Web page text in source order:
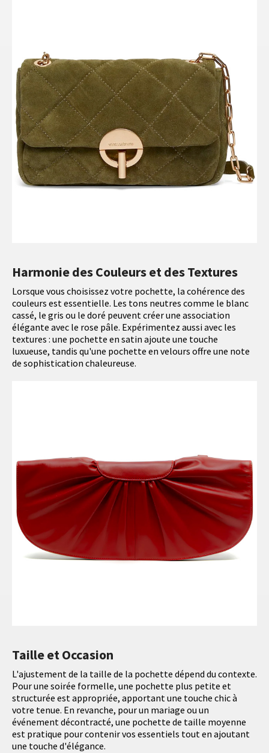
Harmonie des Couleurs et des Textures
Lorsque vous choisissez votre pochette, la cohérence des
couleurs est essentielle. Les tons neutres comme le blanc
cassé, le gris ou le doré peuvent créer une association
élégante avec le rose pâle. Expérimentez aussi avec les
textures : une pochette en satin ajoute une touche
luxueuse, tandis qu'une pochette en velours offre une note
de sophistication chaleureuse.
Taille et Occasion
L'ajustement de la taille de la pochette dépend du contexte.
Pour une soirée formelle, une pochette plus petite et
structurée est appropriée, apportant une touche chic à
votre tenue. En revanche, pour un mariage ou un
événement décontracté, une pochette de taille moyenne
est pratique pour contenir vos essentiels tout en ajoutant
une touche d'élégance.